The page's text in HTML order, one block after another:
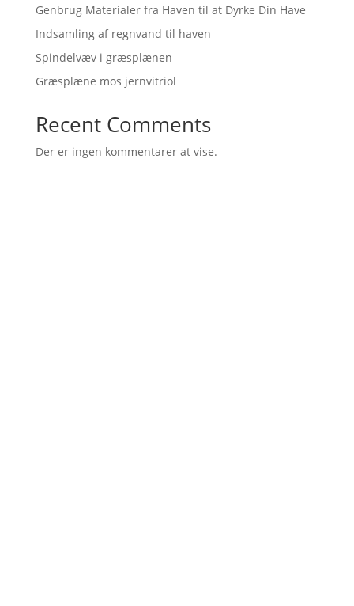
Genbrug Materialer fra Haven til at Dyrke Din Have
Indsamling af regnvand til haven
Spindelvæv i græsplænen
Græsplæne mos jernvitriol
Recent Comments
Der er ingen kommentarer at vise.